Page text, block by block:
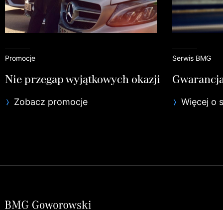
Promocje
Nie przegap wyjątkowych okazji
Zobacz promocje
Serwis BMG
Więcej o